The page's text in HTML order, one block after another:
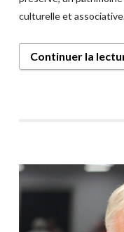
culturelle et
Continuer la